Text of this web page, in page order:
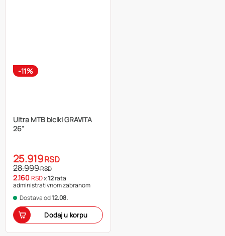
-11%
Ultra MTB bicikl GRAVITA
26"
25.919RSD
28.999RSD
2.160RSDx12rata
administrativnom zabranom
Dostava od12.08.
Dodaj u korpu